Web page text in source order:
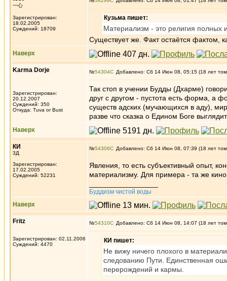
一心
Зарегистрирован:
18.02.2005
Суждений: 18709
Кузьма пишет:
Материализм - это религия полных
Существует же. Факт остаётся фактом,
Наверх
Karma Dorje
Зарегистрирован:
20.12.2007
Суждений: 350
Откуда: Tuva or Bust
№54304 Добавлено: Сб 14 Июн 08, 05:15 (18 лет
Так стоп в учении Будды (Дхарме)
друг с другом - пустота есть форма, а
существ адских (мучающихся в аду),
разве что сказка о Едином Боге
Наверх
КИ
3Д
Зарегистрирован:
17.02.2005
Суждений: 52231
№54306 Добавлено: Сб 14 Июн 08, 07:39 (18 лет
Явления, то есть субъективный опыт,
материализму. Для примера - та же
Буддизм чистой воды
Наверх
Fritz
Зарегистрирован: 02.11.2006
Суждений: 4470
№54310 Добавлено: Сб 14 Июн 08, 14:07 (18 лет
КИ пишет:
Не вижу ничего плохого в
следованию Пути. Единственная
перерождений и кармы.